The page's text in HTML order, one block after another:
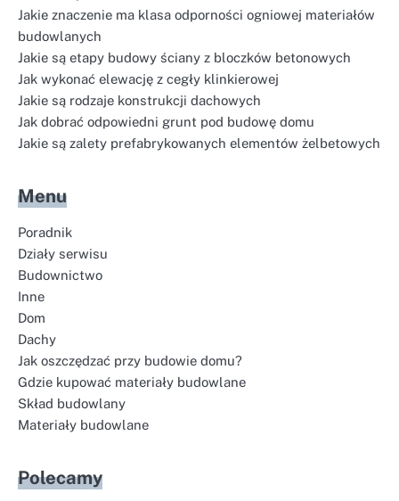
Jakie znaczenie ma klasa odporności ogniowej materiałów
budowlanych
Jakie są etapy budowy ściany z bloczków betonowych
Jak wykonać elewację z cegły klinkierowej
Jakie są rodzaje konstrukcji dachowych
Jak dobrać odpowiedni grunt pod budowę domu
Jakie są zalety prefabrykowanych elementów żelbetowych
Menu
Poradnik
Działy serwisu
Budownictwo
Inne
Dom
Dachy
Jak oszczędzać przy budowie domu?
Gdzie kupować materiały budowlane
Skład budowlany
Materiały budowlane
Polecamy